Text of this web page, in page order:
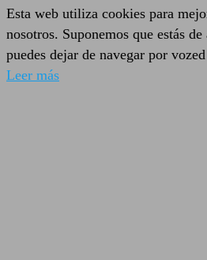
Esta web utiliza cookies para
nosotros. Suponemos que estás
puedes dejar de navegar por
Leer más